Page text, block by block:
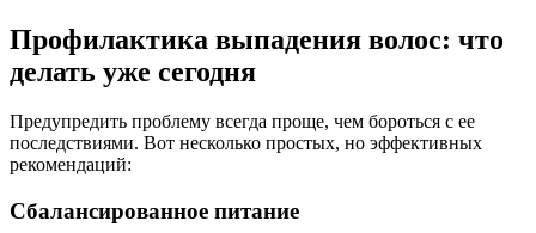
Профилактика выпадения волос: что
делать уже сегодня
Предупредить проблему всегда проще, чем бороться с ее
последствиями. Вот несколько простых, но эффективных
рекомендаций:
Сбалансированное питание